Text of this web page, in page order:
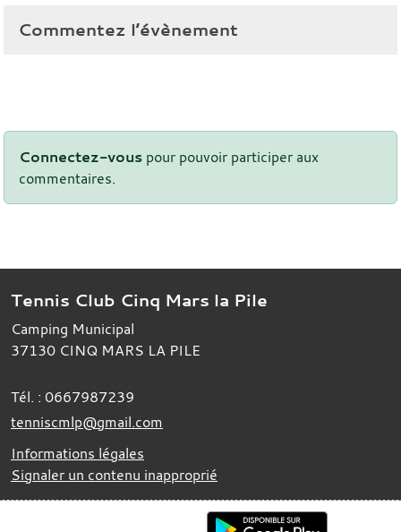
Commentez l’évènement
Connectez-vous pour pouvoir participer aux
commentaires.
Tennis Club Cinq Mars la Pile
Camping Municipal
37130 CINQ MARS LA PILE
Tél. : 0667987239
tenniscmlp@gmail.com
Informations légales
Signaler un contenu inapproprié